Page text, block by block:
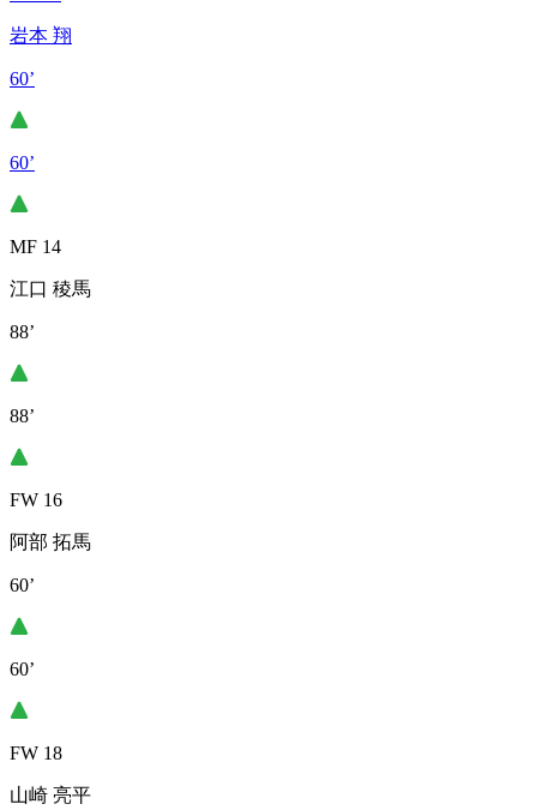
岩本 翔
60’
60’
MF 14
江口 稜馬
88’
88’
FW 16
阿部 拓馬
60’
60’
FW 18
山崎 亮平